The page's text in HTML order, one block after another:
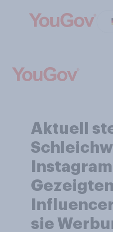
Aktuell
sie